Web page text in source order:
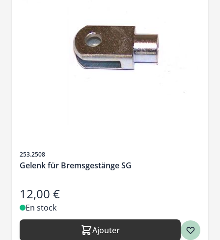
SKU
253.2508
Gelenk für Bremsgestänge SG
12,00 €
En stock
Ajouter